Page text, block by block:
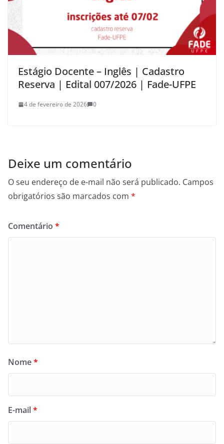
Estágio Docente – Inglês | Cadastro
Reserva | Edital 007/2026 | Fade-UFPE
4 de fevereiro de 2026 0
Deixe um comentário
O seu endereço de e-mail não será publicado. Campos
obrigatórios são marcados com *
Comentário *
Nome*
E-mail*